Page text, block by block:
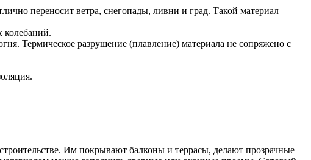
переносит ветра, снегопады, ливни и град. Такой материал
колебаний.
Термическое разрушение (плавление) материала не сопряжено с
Им покрывают балконы и террасы, делают прозрачные